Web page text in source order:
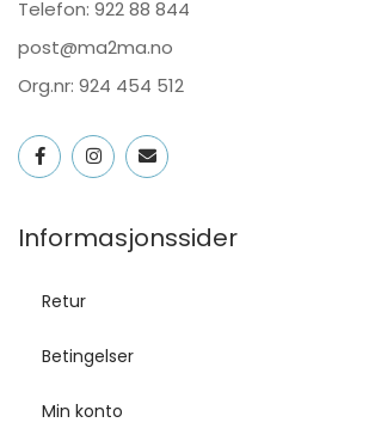
Telefon: 922 88 844
post@ma2ma.no
Org.nr: 924 454 512
Informasjonssider
Retur
Betingelser
Min konto